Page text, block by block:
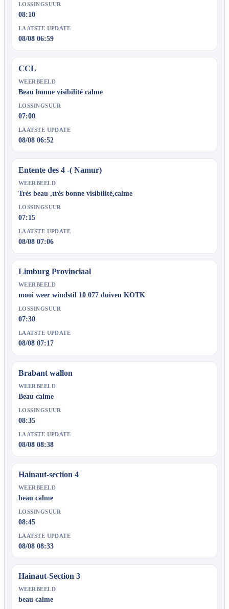
LOSSINGSUUR
08:10
LAATSTE UPDATE
08/08 06:59
CCL
WEERBEELD
Beau bonne visibilité calme
LOSSINGSUUR
07:00
LAATSTE UPDATE
08/08 06:52
Entente des 4 -( Namur)
WEERBEELD
Très beau ,très bonne visibilité,calme
LOSSINGSUUR
07:15
LAATSTE UPDATE
08/08 07:06
Limburg Provinciaal
WEERBEELD
mooi weer windstil 10 077 duiven KOTK
LOSSINGSUUR
07:30
LAATSTE UPDATE
08/08 07:17
Brabant wallon
WEERBEELD
Beau calme
LOSSINGSUUR
08:35
LAATSTE UPDATE
08/08 08:38
Hainaut-section 4
WEERBEELD
beau calme
LOSSINGSUUR
08:45
LAATSTE UPDATE
08/08 08:33
Hainaut-Section 3
WEERBEELD
beau calme